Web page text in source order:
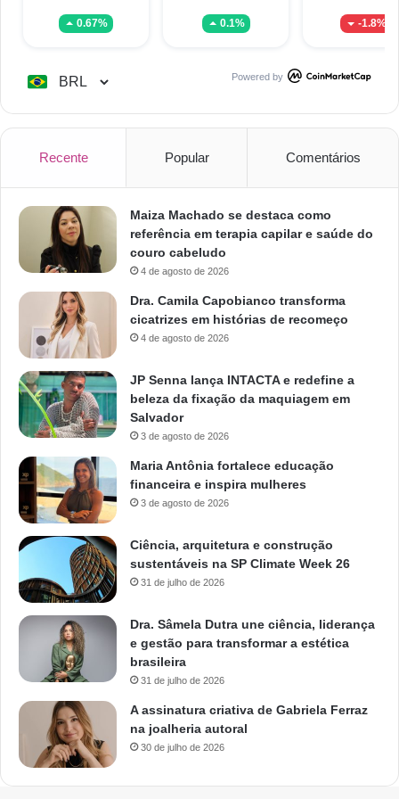
0.67% 0.1% -1.8%
Powered by
Recente Popular Comentários
Maiza Machado se destaca como
referência em terapia capilar e saúde do
couro cabeludo
4 de agosto de 2026
Dra. Camila Capobianco transforma
cicatrizes em histórias de recomeço
4 de agosto de 2026
JP Senna lança INTACTA e redefine a
beleza da fixação da maquiagem em
Salvador
3 de agosto de 2026
Maria Antônia fortalece educação
financeira e inspira mulheres
3 de agosto de 2026
Ciência, arquitetura e construção
sustentáveis na SP Climate Week 26
31 de julho de 2026
Dra. Sâmela Dutra une ciência, liderança
e gestão para transformar a estética
brasileira
31 de julho de 2026
A assinatura criativa de Gabriela Ferraz
na joalheria autoral
30 de julho de 2026